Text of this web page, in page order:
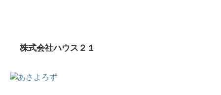
株式会社ハウス２１